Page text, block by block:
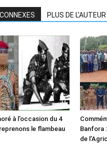
PLUS DE L'AUTEUR
à l’occasion du 4
le flambeau
Banfora
de